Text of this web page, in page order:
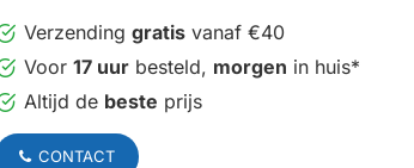
Verzending gratis vanaf €40
Voor 17 uur besteld, morgen in huis*
Altijd de beste prijs
CONTACT